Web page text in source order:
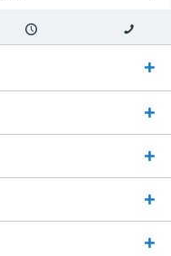
Versand von So erreichen
Sie uns 0160
970 511 90